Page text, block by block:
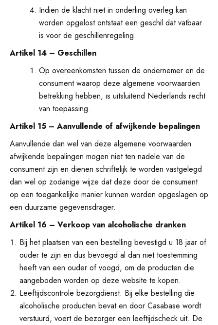
Indien de klacht niet in onderling overleg kan
worden opgelost ontstaat een geschil dat vatbaar
is voor de geschillenregeling.
Artikel 14 – Geschillen
Op overeenkomsten tussen de ondernemer en de
consument waarop deze algemene voorwaarden
betrekking hebben, is uitsluitend Nederlands recht
van toepassing.
Artikel 15 – Aanvullende of afwijkende bepalingen
Aanvullende dan wel van deze algemene voorwaarden
afwijkende bepalingen mogen niet ten nadele van de
consument zijn en dienen schriftelijk te worden vastgelegd
dan wel op zodanige wijze dat deze door de consument
op een toegankelijke manier kunnen worden opgeslagen op
een duurzame gegevensdrager.
Artikel 16 – Verkoop van alcoholische dranken
Bij het plaatsen van een bestelling bevestigd u 18 jaar of
ouder te zijn en dus bevoegd al dan niet toestemming
heeft van een ouder of voogd, om de producten die
aangeboden worden op deze website te kopen.
Leeftijdscontrole bezorgdienst: Bij elke bestelling die
alcoholische producten bevat en door Casabase wordt
verstuurd, voert de bezorger een leeftijdscheck uit. De